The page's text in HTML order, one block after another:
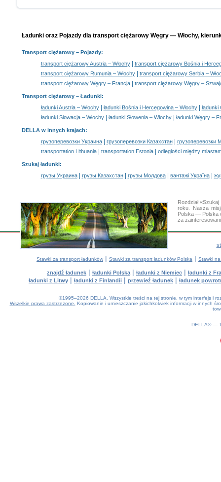
Ładunki oraz Pojazdy dla transport ciężarowy Węgry — Włochy,
Transport ciężarowy– Pojazdy:
transport ciężarowy Austria – Włochy|
transport ciężarowy Bośnia i
transport ciężarowy Rumunia – Włochy|
transport ciężarowy Serbia –
transport ciężarowy Węgry – Francja| transport ciężarowy Węgry –
Transport ciężarowy – Ładunki:
ładunki Austria – Włochy| ładunki Bośnia i Hercegowina – Włochy|
ładunki
ładunki Słowacja – Włochy| ładunki Słowenia – Włochy| ładunki Węgry –
DELLA w innych krajach:
грузоперевозки Украина| грузоперевозки Казахстан|
грузоперевозки
transportation Lithuania| transportation Estonia| odległości między
Szukaj ładunki:
грузы Украина| грузы Казахстан| грузы Молдова| вантажі Україна|
Rozdział
roku. Nasza
Polska — Polska
za
Stawki za transport ładunków | Stawki za transport ładunków Polska | Stawki
znajdź ładunek | ładunki Polska | ładunki z Niemiec | ładunki z
ładunki z Litwy | ładunki z Finlandii | przewieź ładunek | ładunek
©1995–2026 DELLA. Wszystkie treści na tej stronie, w tym interfejs i
Wszelkie prawa zastrzeżone.
Kopiowanie i umieszczanie jakichkolwiek informacji w innych
DELLA® —